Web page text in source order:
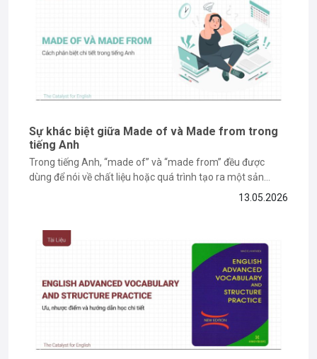
Sự khác biệt giữa Made of và Made from trong
tiếng Anh
Trong tiếng Anh, “made of” và “made from” đều được
dùng để nói về chất liệu hoặc quá trình tạo ra một sản
phẩm. Tuy nhiên, nhiều người học vẫn dễ nhầm lẫn vì hai
13.05.2026